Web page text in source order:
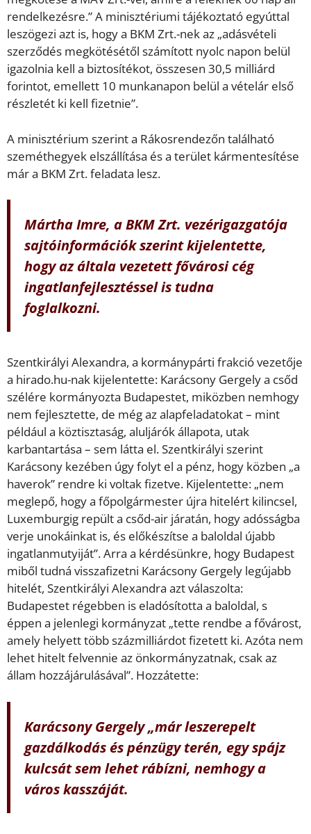
rendelkezésre.” A minisztériumi tájékoztató egyúttal
leszögezi azt is, hogy a BKM Zrt.-nek az „adásvételi
szerződés megkötésétől számított nyolc napon belül
igazolnia kell a biztosítékot, összesen 30,5 milliárd
forintot, emellett 10 munkanapon belül a vételár első
részletét ki kell fizetnie”.
A minisztérium szerint a Rákosrendezőn található
szeméthegyek elszállítása és a terület kármentesítése
már a BKM Zrt. feladata lesz.
Mártha Imre, a BKM Zrt. vezérigazgatója
sajtóinformációk szerint kijelentette,
hogy az általa vezetett fővárosi cég
ingatlanfejlesztéssel is tudna
foglalkozni.
Szentkirályi Alexandra, a kormánypárti frakció vezetője
a hirado.hu-nak kijelentette: Karácsony Gergely a csőd
szélére kormányozta Budapestet, miközben nemhogy
nem fejlesztette, de még az alapfeladatokat – mint
például a köztisztaság, aluljárók állapota, utak
karbantartása – sem látta el. Szentkirályi szerint
Karácsony kezében úgy folyt el a pénz, hogy közben „a
haverok” rendre ki voltak fizetve. Kijelentette: „nem
meglepő, hogy a főpolgármester újra hitelért kilincsel,
Luxemburgig repült a csőd-air járatán, hogy adósságba
verje unokáinkat is, és előkészítse a baloldal újabb
ingatlanmutyiját”. Arra a kérdésünkre, hogy Budapest
miből tudná visszafizetni Karácsony Gergely legújabb
hitelét, Szentkirályi Alexandra azt válaszolta:
Budapestet régebben is eladósította a baloldal, s
éppen a jelenlegi kormányzat „tette rendbe a fővárost,
amely helyett több százmilliárdot fizetett ki. Azóta nem
lehet hitelt felvennie az önkormányzatnak, csak az
állam hozzájárulásával”. Hozzátette:
Karácsony Gergely „már leszerepelt
gazdálkodás és pénzügy terén, egy spájz
kulcsát sem lehet rábízni, nemhogy a
város kasszáját.